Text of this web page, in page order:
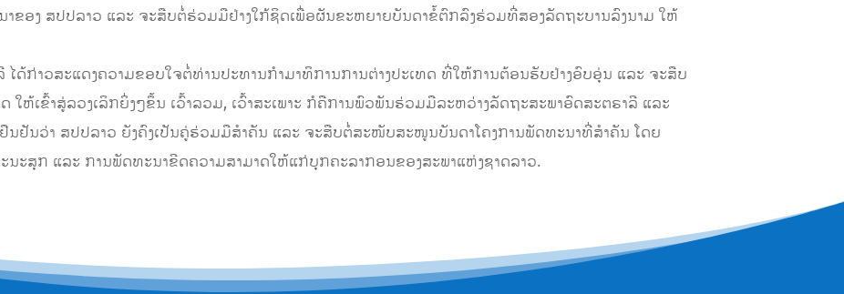
ຂອງ ສປປລາວ ແລະ ຈະສືບຕໍ່ຮ່ວມມືຢ່າງໃກ້ຊິດເພື່ອຜັນຂະຫຍາຍບັນດາຂໍ້ຕົກລົງຮ່ວມທີ່ສອງລັດຖະບານລົງນາມ ໃຫ້
ດ້ກ່າວສະແດງຄວາມຂອບໃຈຕໍ່ທ່ານປະທານກຳມາທິການການຕ່າງປະເທດ ທີ່ໃຫ້ການຕ້ອນຮັບຢ່າງອົບອຸ່ນ ແລະ ຈະສືບ
ຫ້ເຂົ້າສູ່ລວງເລິກຍິ່ງໆຂຶ້ນ ເວົ້າລວມ, ເວົ້າສະເພາະ ກໍຄືການພົວພັນຮ່ວມມືລະຫວ່າງລັດຖະສະພາອົດສະຕຣາລີ ແລະ
ນຢັນວ່າ ສປປລາວ ຍັງຄົງເປັນຄູ່ຮ່ວມມືສຳຄັນ ແລະ ຈະສືບຕໍ່ສະໜັບສະໜູນບັນດາໂຄງການພັດທະນາທີ່ສຳຄັນ ໂດຍ
ະນະສຸກ ແລະ ການພັດທະນາຂີດຄວາມສາມາດໃຫ້ແກ່ບຸກຄະລາກອນຂອງສະພາແຫ່ງຊາດລາວ.